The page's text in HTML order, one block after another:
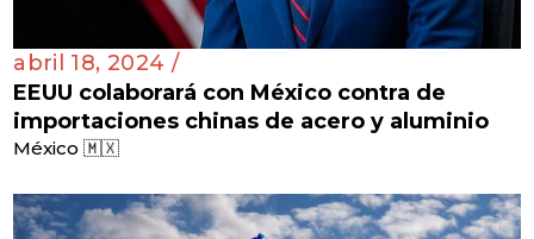
abril 18, 2024 /
EEUU colaborará con México contra de
importaciones chinas de acero y aluminio
México 🇲🇽